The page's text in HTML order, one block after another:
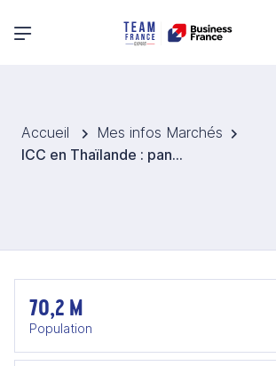
Menu principal
Accueil
Mes infos Marchés
ICC en Thaïlande : panorama et opportunités pour les acteurs français
70,2 M
Population